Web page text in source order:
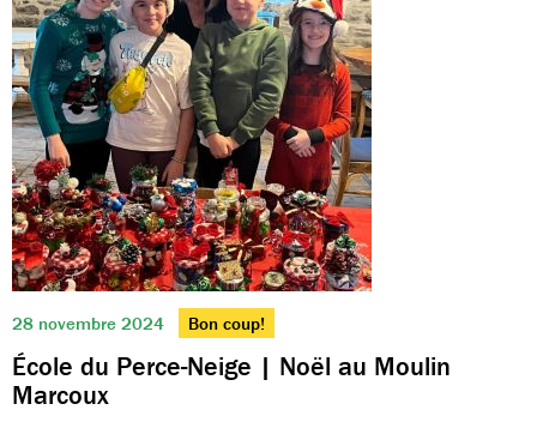
28 novembre 2024 Bon coup!
École du Perce-Neige | Noël au Moulin
Marcoux